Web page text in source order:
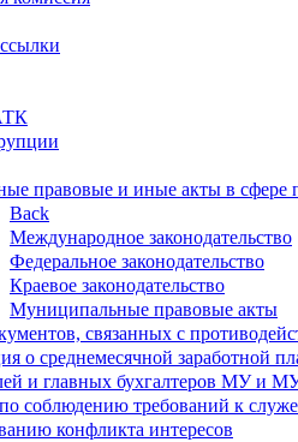
правовые и иные акты в сфере
Back
Международное законодательство
Федеральное законодательство
Краевое законодательство
Муниципальные правовые акты
связанных с
о среднемесячной заработной
и главных бухгалтеров МУ и
соблюдению требований к
конфликта интересов